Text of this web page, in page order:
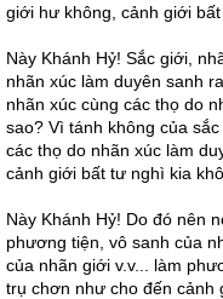
giới hư không, cảnh giới
Này Khánh Hỷ! Sắc giới,
nhãn xúc làm duyên sanh
nhãn xúc cùng các thọ do
sao? Vì tánh không của
các thọ do nhãn xúc làm
cảnh giới bất tư nghì kia
Này Khánh Hỷ! Do đó nên
phương tiện, vô sanh của
của nhãn giới v.v... làm
trụ chơn như cho đến cảnh